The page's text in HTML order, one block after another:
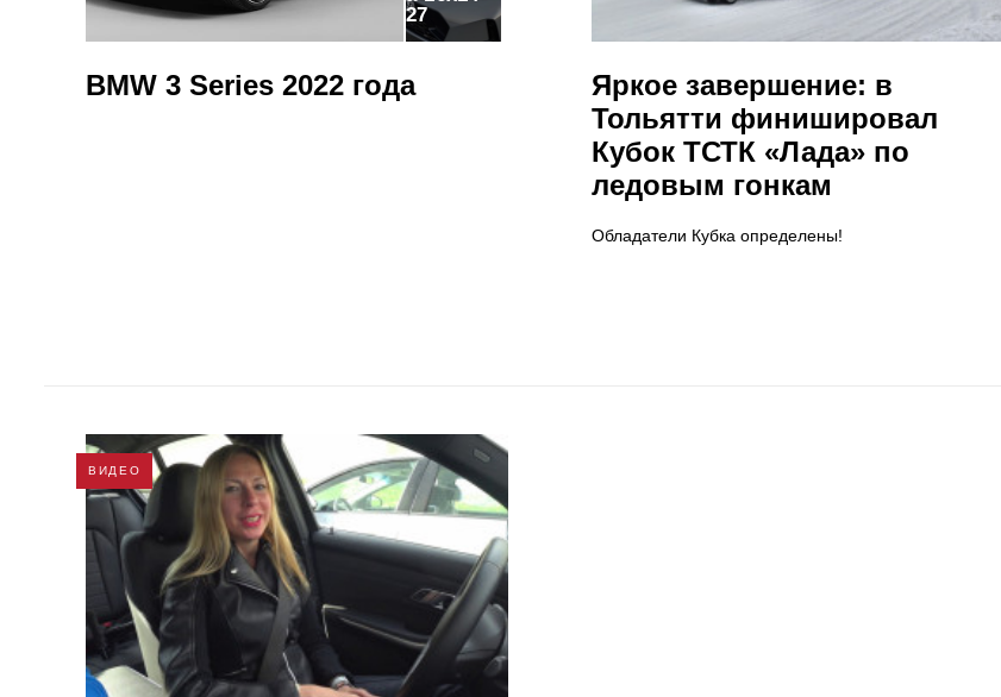
27
BMW 3 Series 2022 года
Яркое завершение: в
Тольятти финишировал
Кубок ТСТК «Лада» по
ледовым гонкам
Обладатели Кубка определены!
ВИДЕО